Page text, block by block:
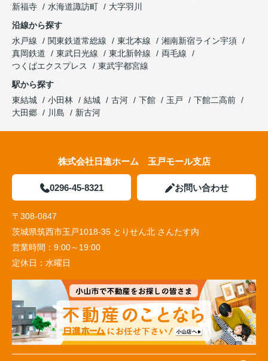
新福寺
水海道諏訪町
大字羽川
沿線から探す
水戸線
関東鉄道常総線 東北本線
湘南新宿ライン宇須
真岡鉄道
東武日光線 東北新幹線
両毛線
つくばエクスプレス
東武宇都宮線
駅から探す
東結城
小田林 結城 古河 下館 玉戸
下館二高前
大田郷
川島 新古河
株式会社日進ホーム 玉戸モール支店
0296-45-8321 お問い合わせ
〒308-0847
茨城県筑西市玉戸1018-35 とりせん北 さんたす内
営業時間： 9:00～19:00
定休日： 水曜日